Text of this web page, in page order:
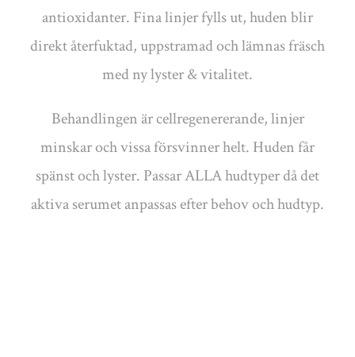
antioxidanter. Fina linjer fylls ut, huden blir
direkt återfuktad, uppstramad och lämnas fräsch
med ny lyster & vitalitet.
Behandlingen är cellregenererande, linjer
minskar och vissa försvinner helt. Huden får
spänst och lyster. Passar ALLA hudtyper då det
aktiva serumet anpassas efter behov och hudtyp.